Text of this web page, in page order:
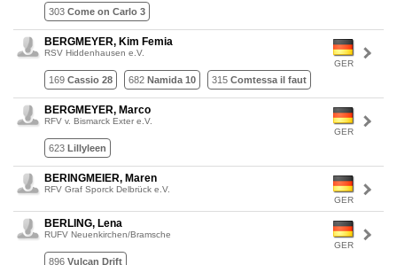
303 Come on Carlo 3
GER
BERGMEYER, Kim Femia
RSV Hiddenhausen e.V.
169 Cassio 28 682 Namida 10 315 Comtessa il faut
GER
BERGMEYER, Marco
RFV v. Bismarck Exter e.V.
623 Lillyleen
GER
BERINGMEIER, Maren
RFV Graf Sporck Delbrück e.V.
GER
BERLING, Lena
RUFV Neuenkirchen/Bramsche
896 Vulcan Drift